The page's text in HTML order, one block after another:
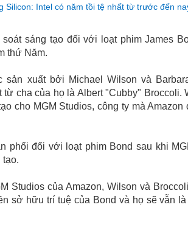
Silicon: Intel có năm tồi tệ nhất từ ​​trước đến
sáng tạo đối với loạt phim James
thứ Năm.
xuất bởi Michael Wilson và
cha của họ là Albert "Cubby" Broccoli.
cho MGM Studios, công ty mà
phối đối với loạt phim Bond sau khi
tạo.
Studios của Amazon, Wilson và
sở hữu trí tuệ của Bond và họ sẽ vẫn